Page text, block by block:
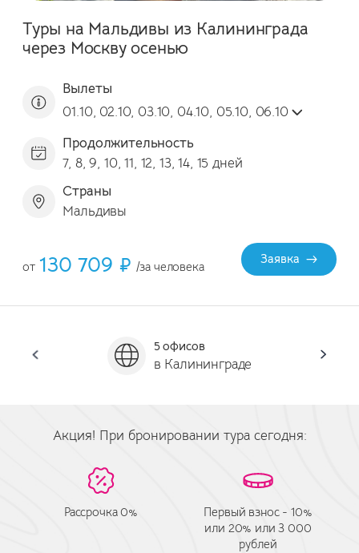
Туры на Мальдивы из Калининграда
через Москву осенью
Вылеты
01.10, 02.10, 03.10, 04.10, 05.10, 06.10
Продолжительность
7, 8, 9, 10, 11, 12, 13, 14, 15 дней
Страны
Мальдивы
от 130 709 ₽ /за человека
Заявка
5 офисов
в Калининграде
Акция! При бронировании тура сегодня:
Рассрочка 0%
Первый взнос - 10%
или 20% или 3 000
рублей